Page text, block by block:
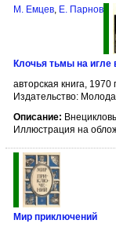
М. Емцев, Е. Парнов
Клочья тьмы на игле
авторская книга, 1970
Издательство:
Описание:
Иллюстрация на
Мир приключений